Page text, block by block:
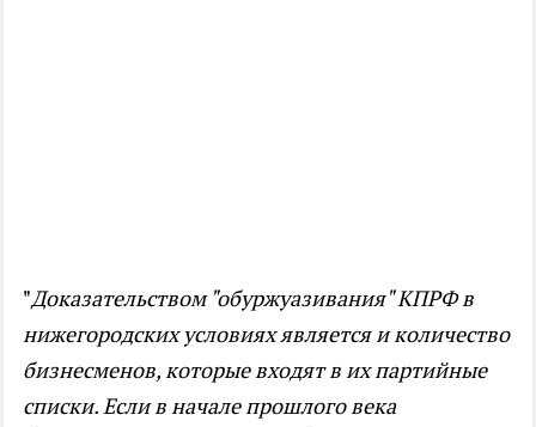
"Доказательством "обуржуазивания" КПРФ в
нижегородских условиях является и количество
бизнесменов, которые входят в их партийные
списки. Если в начале прошлого века